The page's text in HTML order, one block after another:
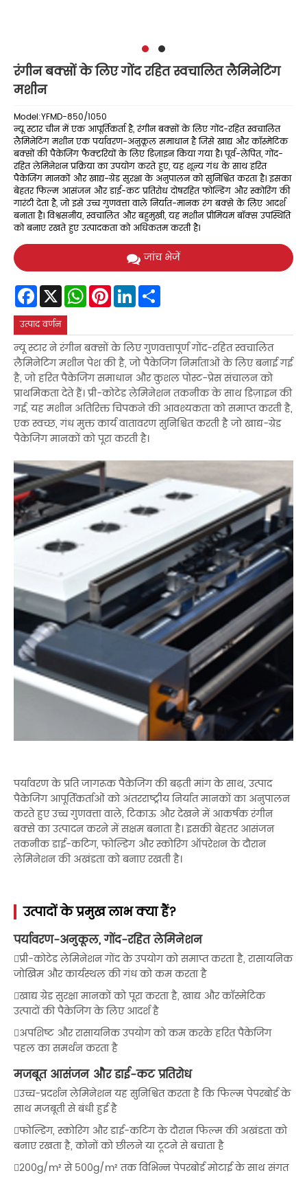
रंगीन बक्सों के लिए गोंद रहित स्वचालित लैमिनेटिंग
मशीन
Model:YFMD-850/1050
न्यू स्टार चीन में एक आपूर्तिकर्ता है, रंगीन बक्सों के लिए गोंद-रहित स्वचालित
लैमिनेटिंग मशीन एक पर्यावरण-अनुकूल समाधान है जिसे खाद्य और कॉस्मेटिक
बक्सों की पैकेजिंग फैक्टरियों के लिए डिज़ाइन किया गया है। पूर्व-लेपित, गोंद-
रहित लेमिनेशन प्रक्रिया का उपयोग करते हुए, यह शून्य गंध के साथ हरित
पैकेजिंग मानकों और खाद्य-ग्रेड सुरक्षा के अनुपालन को सुनिश्चित करता है। इसका
बेहतर फिल्म आसंजन और डाई-कट प्रतिरोध दोषरहित फोल्डिंग और स्कोरिंग की
गारंटी देता है, जो इसे उच्च गुणवत्ता वाले निर्यात-मानक रंग बक्से के लिए आदर्श
बनाता है। विश्वसनीय, स्वचालित और बहुमुखी, यह मशीन प्रीमियम बॉक्स उपस्थिति
को बनाए रखते हुए उत्पादकता को अधिकतम करती है।
जांच भेजें
Facebook
X WhatsAppPinterestLinkedIn
उत्पाद वर्णन
न्यू स्टार ने रंगीन बक्सों के लिए गुणवत्तापूर्ण गोंद-रहित स्वचालित
लैमिनेटिंग मशीन पेश की है, जो पैकेजिंग निर्माताओं के लिए बनाई गई
है, जो हरित पैकेजिंग समाधान और कुशल पोस्ट-प्रेस संचालन को
प्राथमिकता देते हैं। प्री-कोटेड लेमिनेशन तकनीक के साथ डिज़ाइन की
गई, यह मशीन अतिरिक्त चिपकने की आवश्यकता को समाप्त करती है,
एक स्वच्छ, गंध मुक्त कार्य वातावरण सुनिश्चित करती है जो खाद्य-ग्रेड
पैकेजिंग मानकों को पूरा करती है।
पर्यावरण के प्रति जागरूक पैकेजिंग की बढ़ती मांग के साथ, उत्पाद
पैकेजिंग आपूर्तिकर्ताओं को अंतरराष्ट्रीय निर्यात मानकों का अनुपालन
करते हुए उच्च गुणवत्ता वाले, टिकाऊ और देखने में आकर्षक रंगीन
बक्से का उत्पादन करने में सक्षम बनाता है। इसकी बेहतर आसंजन
तकनीक डाई-कटिंग, फोल्डिंग और स्कोरिंग ऑपरेशन के दौरान
लेमिनेशन की अखंडता को बनाए रखती है।
उत्पादों के प्रमुख लाभ क्या हैं?
पर्यावरण-अनुकूल, गोंद-रहित लेमिनेशन
प्री-कोटेड लेमिनेशन गोंद के उपयोग को समाप्त करता है, रासायनिक
जोखिम और कार्यस्थल की गंध को कम करता है
खाद्य ग्रेड सुरक्षा मानकों को पूरा करता है, खाद्य और कॉस्मेटिक
उत्पादों की पैकेजिंग के लिए आदर्श है
अपशिष्ट और रासायनिक उपयोग को कम करके हरित पैकेजिंग
पहल का समर्थन करता है
मजबूत आसंजन और डाई-कट प्रतिरोध
उच्च-प्रदर्शन लेमिनेशन यह सुनिश्चित करता है कि फिल्म पेपरबोर्ड के
साथ मजबूती से बंधी हुई है
फोल्डिंग, स्कोरिंग और डाई-कटिंग के दौरान फिल्म की अखंडता को
बनाए रखता है, कोनों को छीलने या टूटने से बचाता है
200g/m² से 500g/m² तक विभिन्न पेपरबोर्ड मोटाई के साथ संगत